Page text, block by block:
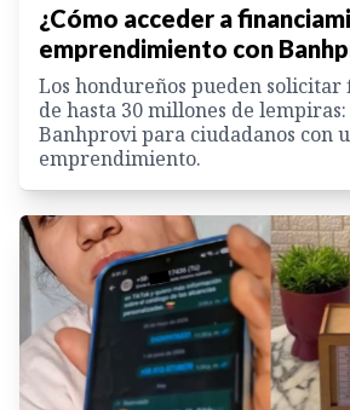
¿Cómo acceder a
emprendimiento con
Los hondureños pueden
de hasta 30 millones de
Banhprovi para ciudadanos con
emprendimiento.